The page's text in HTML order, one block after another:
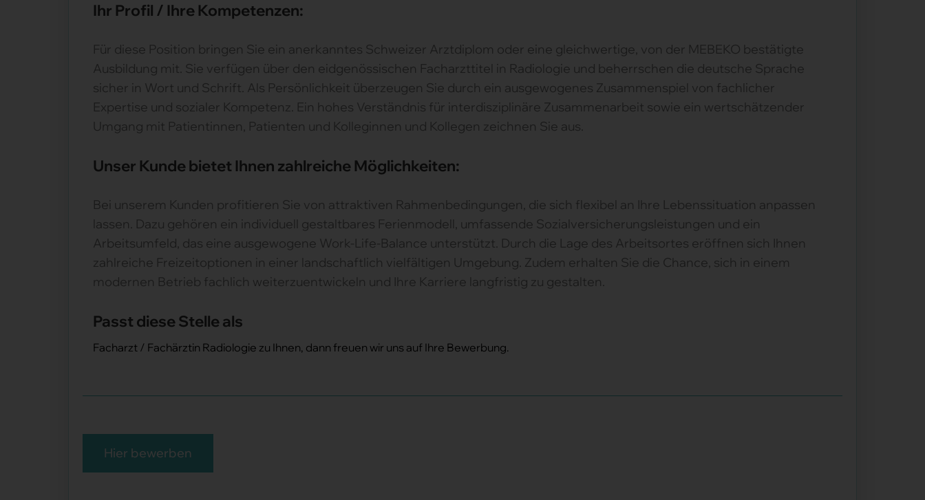
Ihr Profil / Ihre Kompetenzen:
Für diese Position bringen Sie ein anerkanntes Schweizer Arztdiplom oder eine gleichwertige, von der MEBEKO bestätigte
Ausbildung mit. Sie verfügen über den eidgenössischen Facharzttitel in Radiologie und beherrschen die deutsche Sprache
sicher in Wort und Schrift. Als Persönlichkeit überzeugen Sie durch ein ausgewogenes Zusammenspiel von fachlicher
Expertise und sozialer Kompetenz. Ein hohes Verständnis für interdisziplinäre Zusammenarbeit sowie ein wertschätzender
Umgang mit Patientinnen, Patienten und Kolleginnen und Kollegen zeichnen Sie aus.
Unser Kunde bietet Ihnen zahlreiche Möglichkeiten:
Bei unserem Kunden profitieren Sie von attraktiven Rahmenbedingungen, die sich flexibel an Ihre Lebenssituation anpassen
lassen. Dazu gehören ein individuell gestaltbares Ferienmodell, umfassende Sozialversicherungsleistungen und ein
Arbeitsumfeld, das eine ausgewogene Work-Life-Balance unterstützt. Durch die Lage des Arbeitsortes eröffnen sich Ihnen
zahlreiche Freizeitoptionen in einer landschaftlich vielfältigen Umgebung. Zudem erhalten Sie die Chance, sich in einem
modernen Betrieb fachlich weiterzuentwickeln und Ihre Karriere langfristig zu gestalten.
Passt diese Stelle als
Facharzt / Fachärztin Radiologie zu Ihnen, dann freuen wir uns auf Ihre Bewerbung.
Hier bewerben